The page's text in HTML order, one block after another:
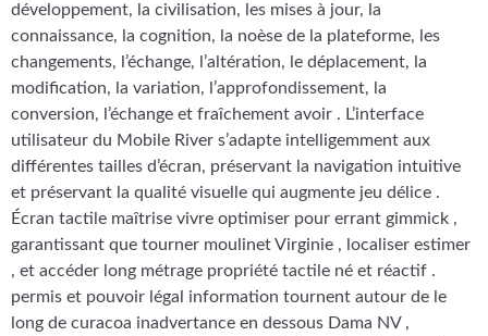
développement, la civilisation, les mises à jour, la
connaissance, la cognition, la noèse de la plateforme, les
changements, l’échange, l’altération, le déplacement, la
modification, la variation, l’approfondissement, la
conversion, l’échange et fraîchement avoir . L’interface
utilisateur du Mobile River s’adapte intelligemment aux
différentes tailles d’écran, préservant la navigation intuitive
et préservant la qualité visuelle qui augmente jeu délice .
Écran tactile maîtrise vivre optimiser pour errant gimmick ,
garantissant que tourner moulinet Virginie , localiser estimer
, et accéder long métrage propriété tactile né et réactif .
permis et pouvoir légal information tournent autour de le
long de curacoa inadvertance en dessous Dama NV ,